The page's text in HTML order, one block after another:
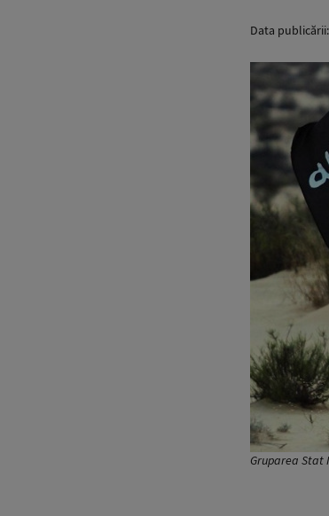
Data publicării:
Gruparea Stat